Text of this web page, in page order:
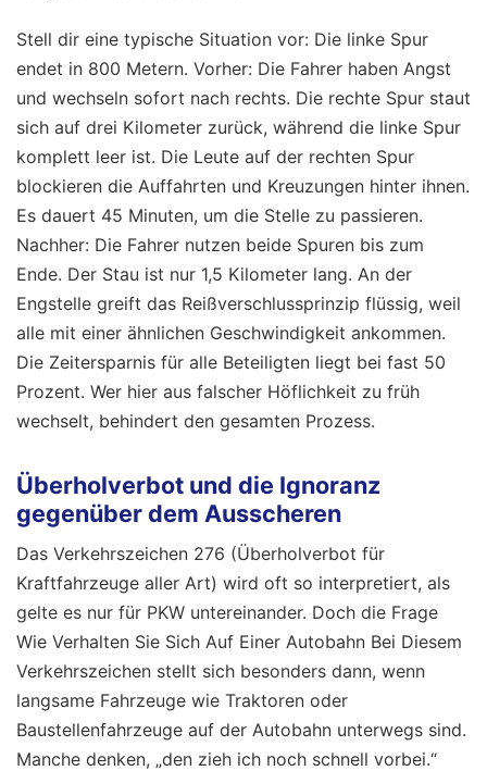
Stell dir eine typische Situation vor: Die linke Spur
endet in 800 Metern. Vorher: Die Fahrer haben Angst
und wechseln sofort nach rechts. Die rechte Spur staut
sich auf drei Kilometer zurück, während die linke Spur
komplett leer ist. Die Leute auf der rechten Spur
blockieren die Auffahrten und Kreuzungen hinter ihnen.
Es dauert 45 Minuten, um die Stelle zu passieren.
Nachher: Die Fahrer nutzen beide Spuren bis zum
Ende. Der Stau ist nur 1,5 Kilometer lang. An der
Engstelle greift das Reißverschlussprinzip flüssig, weil
alle mit einer ähnlichen Geschwindigkeit ankommen.
Die Zeitersparnis für alle Beteiligten liegt bei fast 50
Prozent. Wer hier aus falscher Höflichkeit zu früh
wechselt, behindert den gesamten Prozess.
Überholverbot und die Ignoranz
gegenüber dem Ausscheren
Das Verkehrszeichen 276 (Überholverbot für
Kraftfahrzeuge aller Art) wird oft so interpretiert, als
gelte es nur für PKW untereinander. Doch die Frage
Wie Verhalten Sie Sich Auf Einer Autobahn Bei Diesem
Verkehrszeichen stellt sich besonders dann, wenn
langsame Fahrzeuge wie Traktoren oder
Baustellenfahrzeuge auf der Autobahn unterwegs sind.
Manche denken, „den zieh ich noch schnell vorbei.“